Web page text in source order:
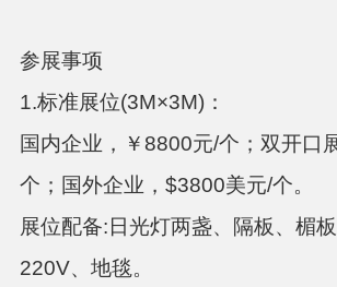
参展事项
1.标准展位(3M×3M)：
国内企业，￥8800元/个；双开口
个；国外企业，$3800美元/个。
展位配备:日光灯两盏、隔板、楣板
220V、地毯。